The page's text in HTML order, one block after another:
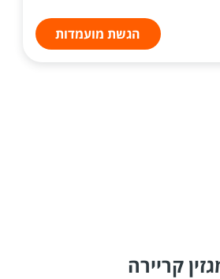
הגשת מועמדות
קריירה